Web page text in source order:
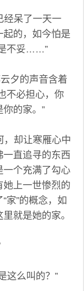
呆了一天一
的，如今怕是
不妥……”
夕的声音含着
不必担心，你
的家。”
却让寒雁心中
一直追寻的东西
一个充满了勾心
她上一世惨烈的
家”的概念，如
就是她的家。
这么叫的？”